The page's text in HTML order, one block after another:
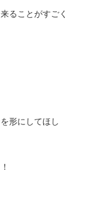
ることがすごく
形にしてほし